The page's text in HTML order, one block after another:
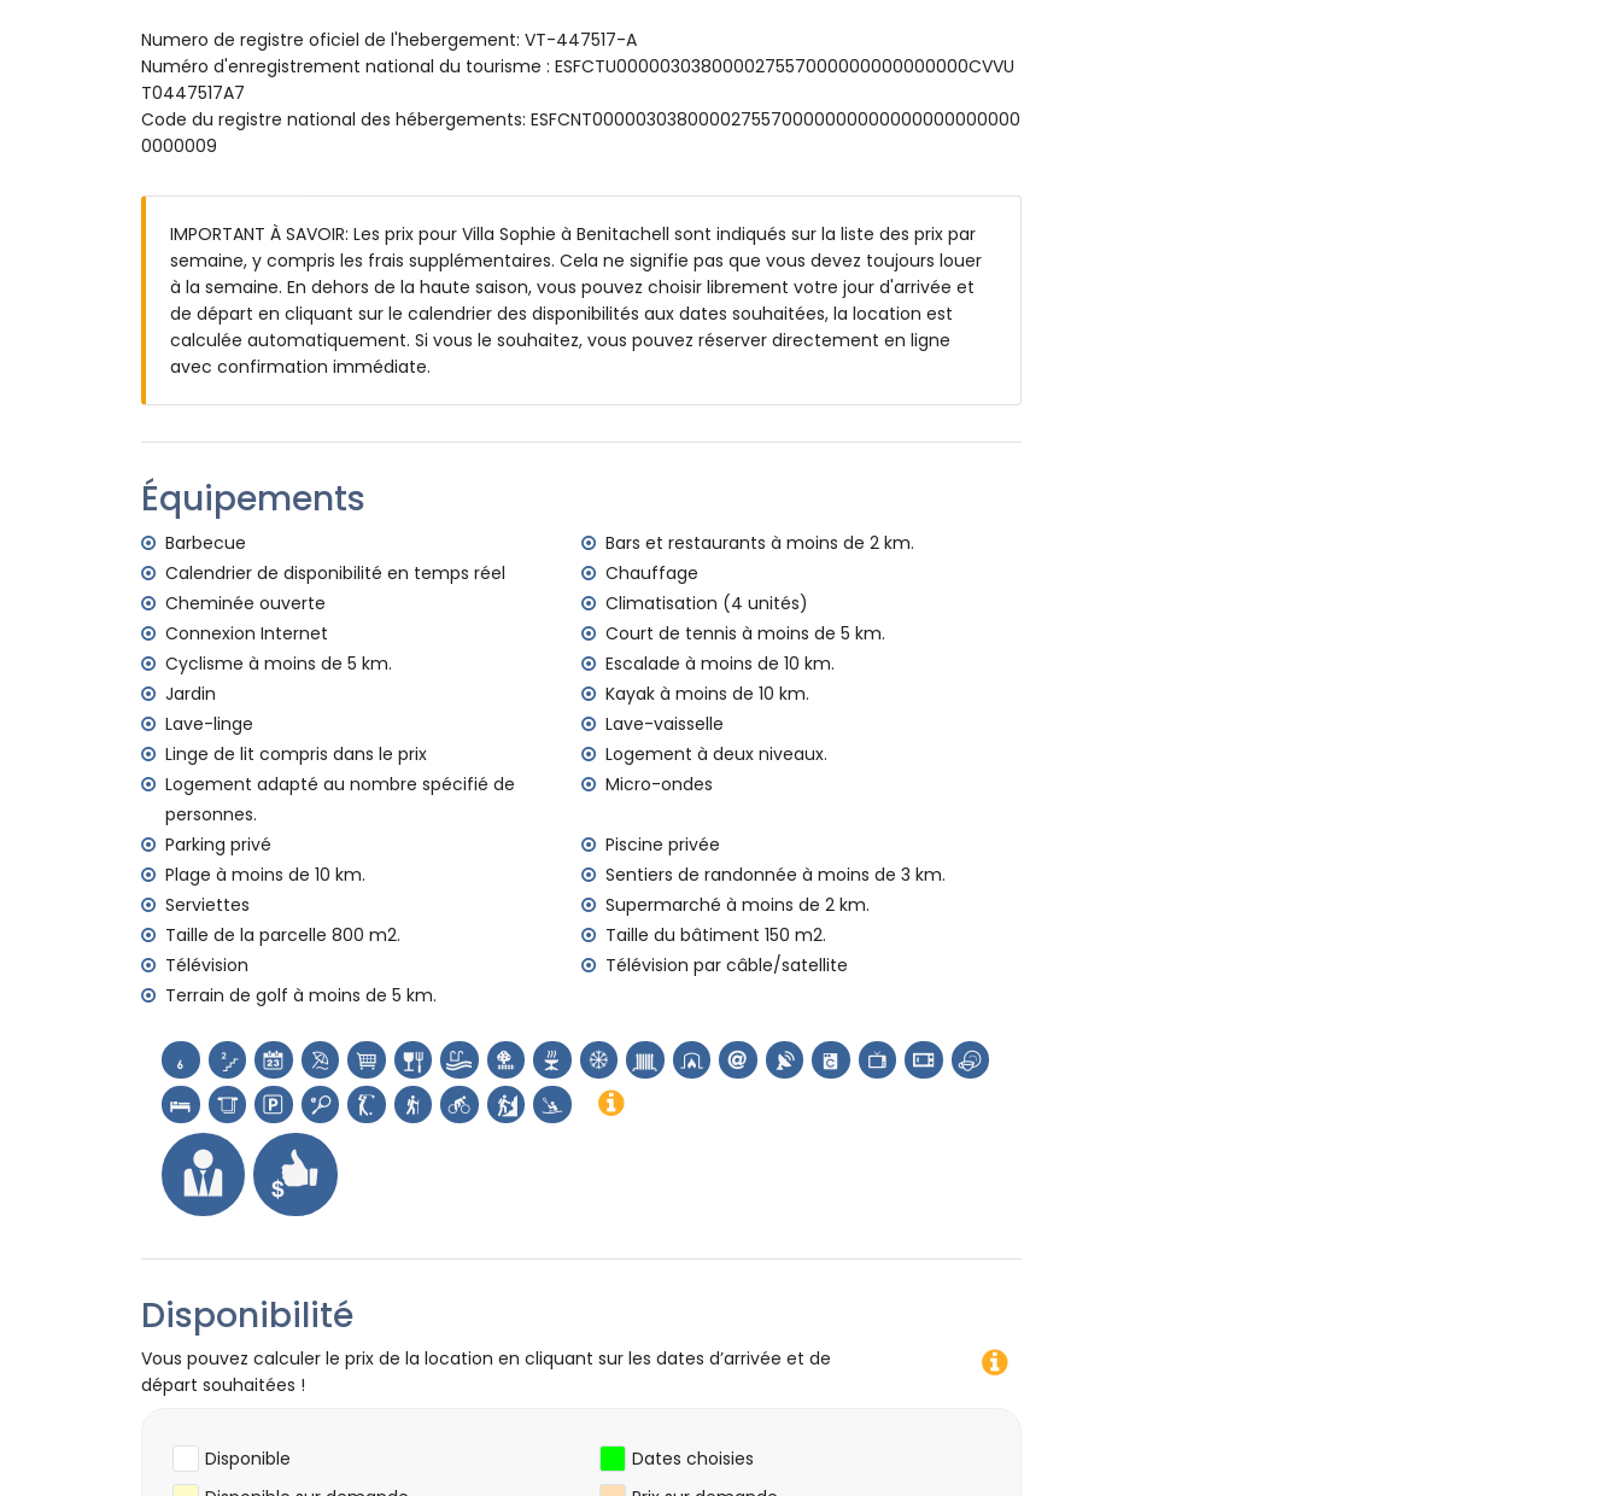
salle de bains avec lavabo simple, douche et toilettes
Extérieur de la villa
piscine privée mesurant 9m x 4m
jardin avec gravier, arbres et mobilier de jardin avec transats
barbecue
douche extérieure
espace de vie extérieur et salle à manger extérieure
2 places de parking privées
Informations supplémentaires
ville la plus proche : Benitachell (à moins de 3 kilomètres de la villa)
aéroport le plus proche : Alicante (à moins de 100 kilomètres de la villa)
les animaux de compagnie ne sont pas autorisés
L'hébergement convient très bien aux familles avec enfants
Équipements et services inclus dans le prix de location de la villa
internet (WiFi)
aspirateur, fer et planche à repasser
linge de lit et serviettes
Équipements et services en supplément
chauffage central et climatisation
Loisirs et activités pour vos vacances à Benitachell, Costa Blanca
discothèque et bar (à moins de 5 kilomètres de la maison)
parc d'attractions (Family Park Moraira) (à moins de 10 kilomètres de la maison)
parc à thème (Terra Mítica), zoo (Terra Natura, Mundo Mar), parc aquatique (Aqualandia et Aqua
Natura) (à moins de 10 kilomètres de la maison)
Sites et culture à Benitachell, Costa Blanca
château (Cap d'Or et Moraira) (à moins de 10 kilomètres de l'hébergement)
ruine (Baños de la Reina Calpe) et bâtiment architectural (Catedral La Marina Benissa) (à moins
de 25 kilomètres de l'hébergement)
Sports
tennis, golf (Javea), randonnée et cyclisme (à moins de 5 kilomètres de la villa)
équitation, escalade, canoë, kayak, plongée, snorkeling, surf, planche à voile et ski nautique (à
moins de 10 kilomètres de la villa)
Numero de registre oficiel de l'hebergement: VT-447517-A
Numéro d'enregistrement national du tourisme : ESFCTU000003038000027557000000000000000CVVU
T0447517A7
Code du registre national des hébergements: ESFCNT0000030380000275570000000000000000000000
0000009
IMPORTANT À SAVOIR: Les prix pour Villa Sophie à Benitachell sont indiqués sur la liste des prix par
semaine, y compris les frais supplémentaires. Cela ne signifie pas que vous devez toujours louer
à la semaine. En dehors de la haute saison, vous pouvez choisir librement votre jour d'arrivée et
de départ en cliquant sur le calendrier des disponibilités aux dates souhaitées, la location est
calculée automatiquement. Si vous le souhaitez, vous pouvez réserver directement en ligne
avec confirmation immédiate.
Équipements
Barbecue
Bars et restaurants à moins de 2 km.
Calendrier de disponibilité en temps réel
Chauffage
Cheminée ouverte
Climatisation (4 unités)
Connexion Internet
Court de tennis à moins de 5 km.
Cyclisme à moins de 5 km.
Escalade à moins de 10 km.
Jardin
Kayak à moins de 10 km.
Lave-linge
Lave-vaisselle
Linge de lit compris dans le prix
Logement à deux niveaux.
Logement adapté au nombre spécifié de
personnes.
Micro-ondes
Parking privé
Piscine privée
Plage à moins de 10 km.
Sentiers de randonnée à moins de 3 km.
Serviettes
Supermarché à moins de 2 km.
Taille de la parcelle 800 m2.
Taille du bâtiment 150 m2.
Télévision
Télévision par câble/satellite
Terrain de golf à moins de 5 km.
Disponibilité
Vous pouvez calculer le prix de la location en cliquant sur les dates d’arrivée et de
départ souhaitées !
Disponible
Dates choisies